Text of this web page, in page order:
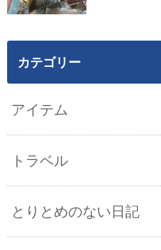
カテゴリー
アイテム
トラベル
とりとめのない日記